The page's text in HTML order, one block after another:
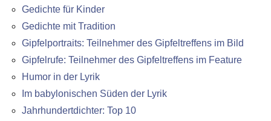
Gedichte für Kinder
Gedichte mit Tradition
Gipfelportraits: Teilnehmer des Gipfeltreffens im Bild
Gipfelrufe: Teilnehmer des Gipfeltreffens im Feature
Humor in der Lyrik
Im babylonischen Süden der Lyrik
Jahrhundertdichter: Top 10